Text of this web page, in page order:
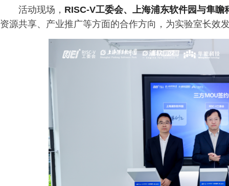
活动现场， RISC-V工委会、上海浦东软件园与隼瞻
资源共享、产业推广等方面的合作方向，为实验室长效